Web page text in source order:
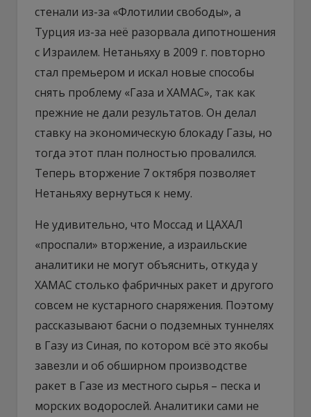
стенали из-за «Флотилии свободы», а
Турция из-за неё разорвала дипотношения
с Израилем. Нетаньяху в 2009 г. повторно
стал премьером и искал новые способы
снять проблему «Газа и ХАМАС», так как
прежние не дали результатов. Он делал
ставку на экономическую блокаду Газы, но
тогда этот план полностью провалился.
Теперь вторжение 7 октября позволяет
Нетаньяху вернуться к нему.
Не удивительно, что Моссад и ЦАХАЛ
«проспали» вторжение, а израильские
аналитики не могут объяснить, откуда у
ХАМАС столько фабричных ракет и другого
совсем не кустарного снаряжения. Поэтому
рассказывают басни о подземных туннелях
в Газу из Синая, по котором всё это якобы
завезли и об обширном производстве
ракет в Газе из местного сырья – песка и
морских водорослей. Аналитики сами не